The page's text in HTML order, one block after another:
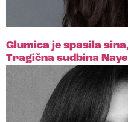
Glumica je spasila
Tragična sudbina